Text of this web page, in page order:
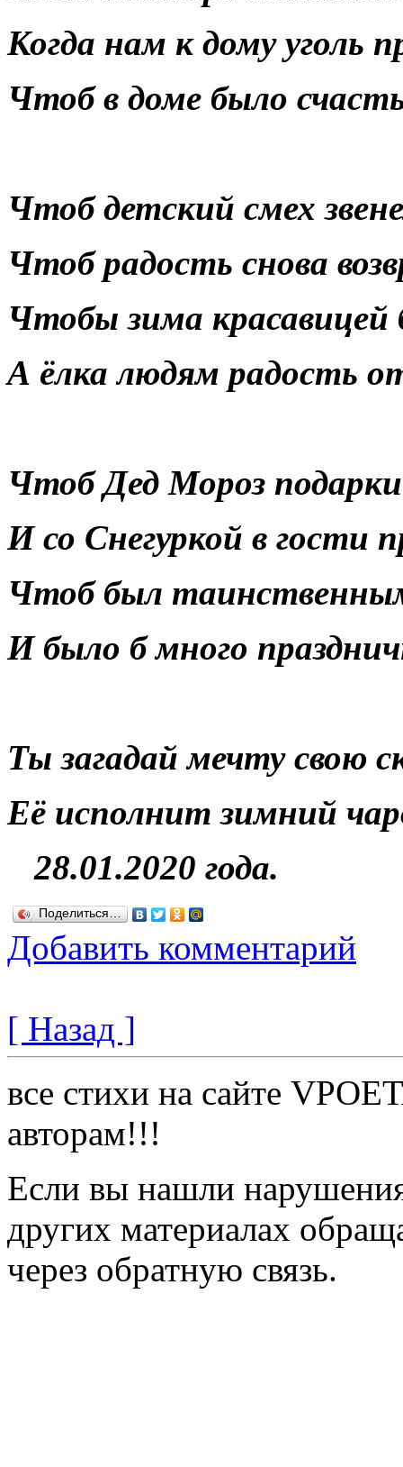
Когда нам к дому уголь
Чтоб в доме было
Чтоб детский смех
Чтоб радость снова
Чтобы зима красавицей
А ёлка людям радость
Чтоб Дед Мороз
И со Снегуркой в гости
Чтоб был таинственным
И было б много
Ты загадай мечту свою
Её исполнит зимний
28.01.2020 года.
Поделиться…
Добавить комментарий
[ Назад ]
все стихи на сайте
авторам!!!
Если вы нашли
других материалах
через обратную связь.